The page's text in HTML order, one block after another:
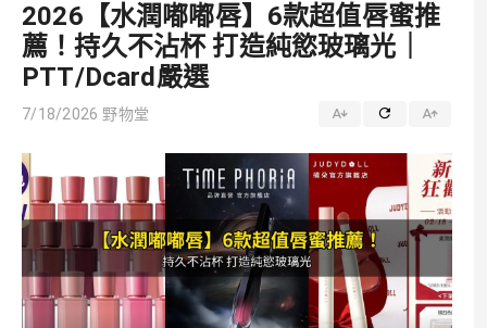
2026【水潤嘟嘟唇】6款超值唇蜜推
薦！持久不沾杯 打造純慾玻璃光｜
PTT/Dcard嚴選
7/18/2026 野物堂